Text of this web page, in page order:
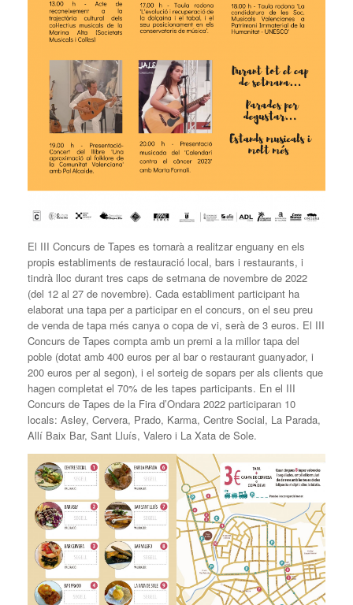
El III Concurs de Tapes es tornarà a realitzar enguany en els
propis establiments de restauració local, bars i restaurants, i
tindrà lloc durant tres caps de setmana de novembre de 2022
(del 12 al 27 de novembre). Cada establiment participant ha
elaborat una tapa per a participar en el concurs, on el seu preu
de venda de tapa més canya o copa de vi, serà de 3 euros. El III
Concurs de Tapes compta amb un premi a la millor tapa del
poble (dotat amb 400 euros per al bar o restaurant guanyador, i
200 euros per al segon), i el sorteig de sopars per als clients que
hagen completat el 70% de les tapes participants. En el III
Concurs de Tapes de la Fira d’Ondara 2022 participaran 10
locals: Asley, Cervera, Prado, Karma, Centre Social, La Parada,
Allí Baix Bar, Sant Lluís, Valero i La Xata de Sole.